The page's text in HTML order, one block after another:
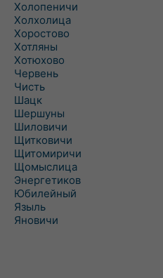
Холопеничи
Холхолица
Хоростово
Хотляны
Хотюхово
Червень
Чисть
Шацк
Шершуны
Шиловичи
Щитковичи
Щитомиричи
Щомыслица
Энергетиков
Юбилейный
Языль
Яновичи